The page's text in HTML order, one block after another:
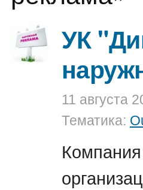
УК
11 августа
Тематика: